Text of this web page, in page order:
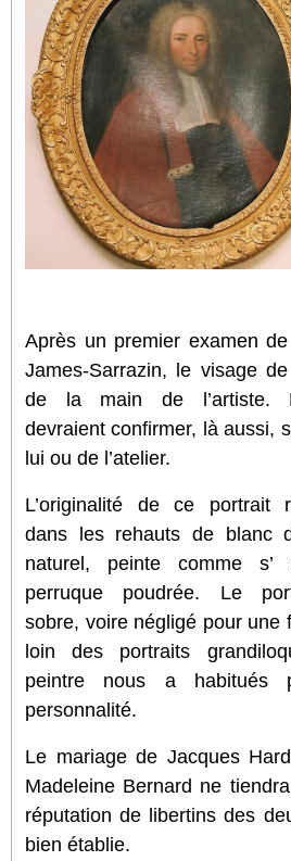
Après un premier examen
James-Sarrazin, le visage
de la main de l’artiste.
devraient confirmer, là aussi,
lui ou de l’atelier.
L’originalité de ce portrait
dans les rehauts de blanc
naturel, peinte comme s’
perruque poudrée. Le
sobre, voire négligé pour une
loin des portraits
peintre nous a
personnalité.
Le mariage de Jacques
Madeleine Bernard ne
réputation de libertins des
bien établie.